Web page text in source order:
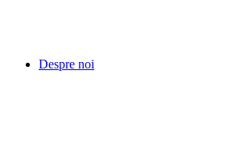
Despre noi